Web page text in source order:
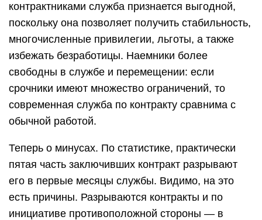
контрактниками служба признается выгодной,
поскольку она позволяет получить стабильность,
многочисленные привилегии, льготы, а также
избежать безработицы. Наемники более
свободны в службе и перемещении: если
срочники имеют множество ограничений, то
современная служба по контракту сравнима с
обычной работой.
Теперь о минусах. По статистике, практически
пятая часть заключивших контракт разрывают
его в первые месяцы службы. Видимо, на это
есть причины. Разрываются контракты и по
инициативе противоположной стороны — в